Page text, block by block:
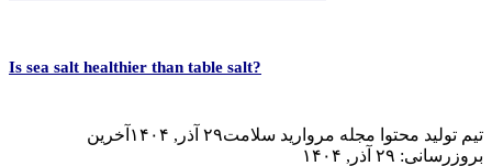
?Is sea salt healthier than table salt
تیم تولید محتوا مجله مروارید سلامت۲۹ آذر, ۱۴۰۴
آخرین
بروزرسانی: ۲۹ آذر, ۱۴۰۴